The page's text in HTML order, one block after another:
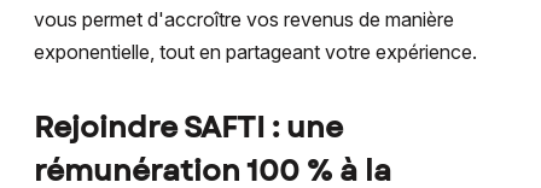
vous permet d'accroître vos revenus de manière
exponentielle, tout en partageant votre expérience.
Rejoindre SAFTI : une
rémunération 100 % à la